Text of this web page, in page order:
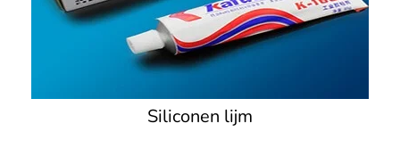
Siliconen lijm